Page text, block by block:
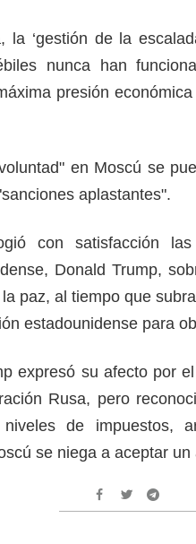
la ‘gestión de la
nunca han
presión
en Moscú se
aplastantes".
con satisfacción
Donald Trump,
paz, al tiempo que
estadounidense para
expresó su afecto por
Rusa, pero
de impuestos,
se niega a aceptar